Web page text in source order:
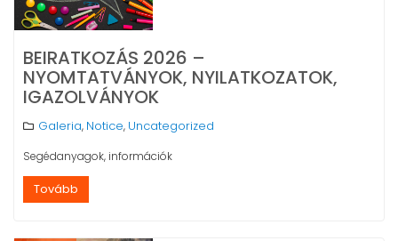
BEIRATKOZÁS 2026 –
NYOMTATVÁNYOK, NYILATKOZATOK,
IGAZOLVÁNYOK
Galeria, Notice, Uncategorized
Segédanyagok, információk
Tovább